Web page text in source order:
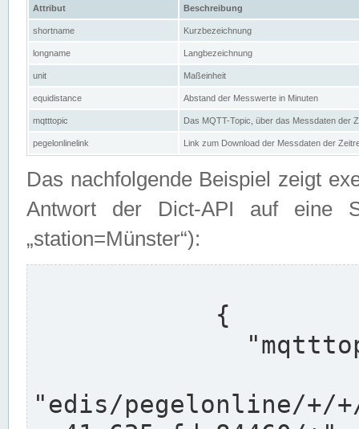
Attribut Beschreibung
shortname Kurzbezeichnung
longname Langbezeichnung
unit Maßeinheit
equidistance Abstand der Messwerte in Minuten
mqtttopic Das MQTT-Topic, über das Messdaten der
pegelonlinelink Link zum Download der Messdaten der
Das nachfolgende Beispiel zeigt
Antwort der Dict-API auf eine
„station=Münster“):
"edis/pegelonline/+/